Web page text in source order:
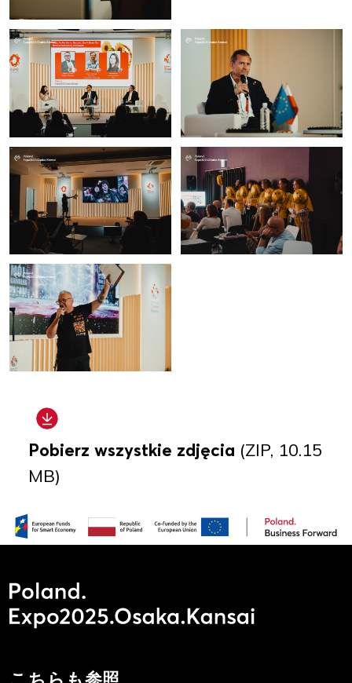
Pobierz wszystkie zdjęcia (ZIP, 10.15
MB)